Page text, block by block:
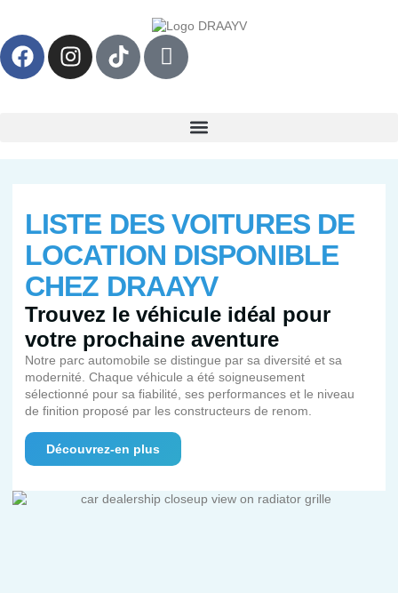
LISTE DES VOITURES DE
LOCATION DISPONIBLE
CHEZ DRAAYV
Trouvez le véhicule idéal pour
votre prochaine aventure
Notre parc automobile se distingue par sa diversité et sa
modernité. Chaque véhicule a été soigneusement
sélectionné pour sa fiabilité, ses performances et le niveau
de finition proposé par les constructeurs de renom.
Découvrez-en plus